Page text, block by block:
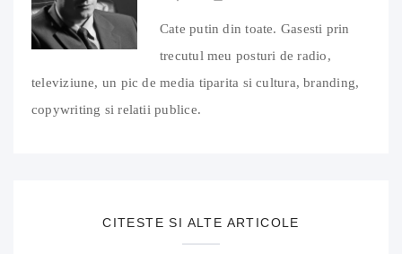
Cate putin din toate. Gasesti prin
trecutul meu posturi de radio,
televiziune, un pic de media tiparita si cultura, branding,
copywriting si relatii publice.
CITESTE SI ALTE ARTICOLE